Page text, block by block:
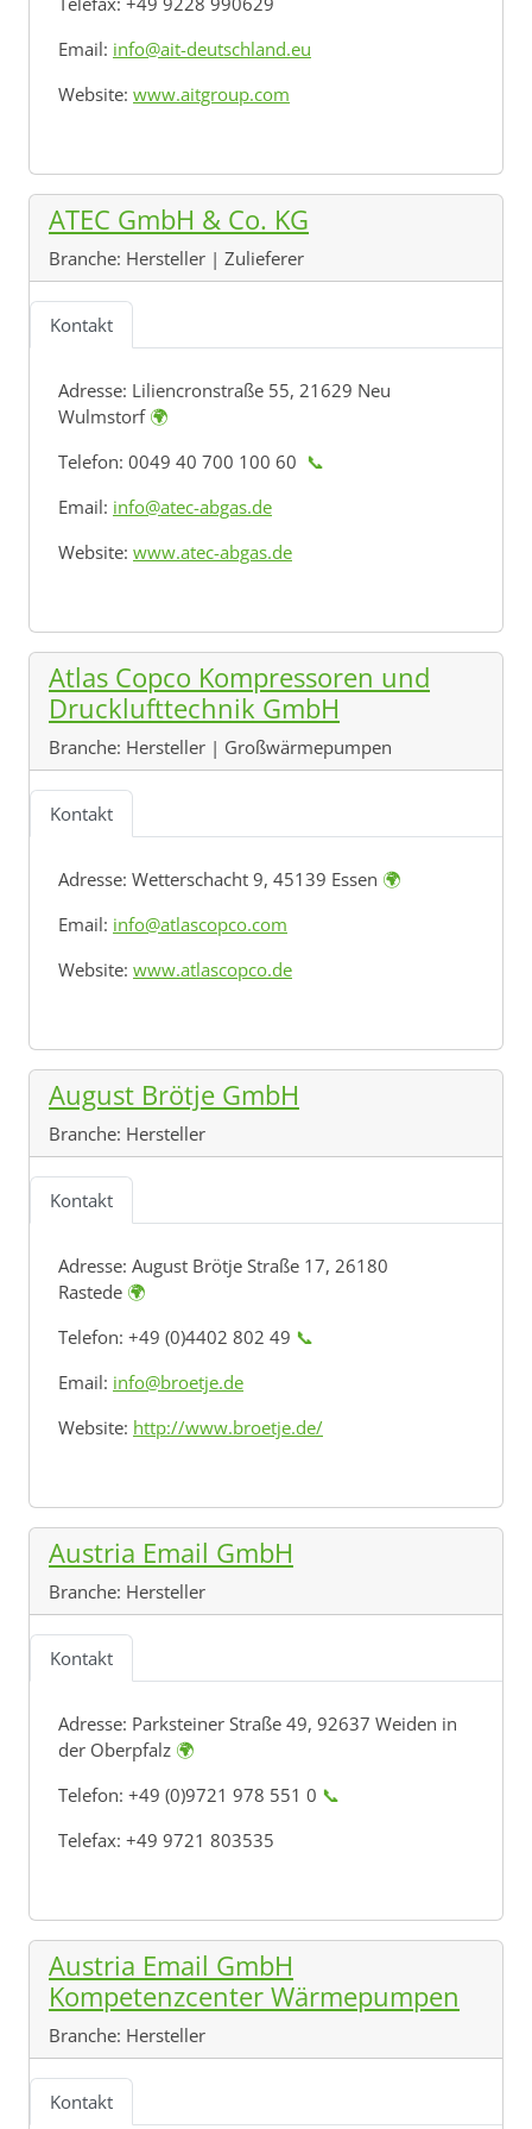
Email: info@ait-deutschland.eu
Website: www.aitgroup.com
ATEC GmbH & Co. KG
Branche: Hersteller | Zulieferer
Kontakt
Adresse: Liliencronstraße 55, 21629 Neu
Wulmstorf 🌍
Telefon: 0049 40 700 100 60 📞
Email: info@atec-abgas.de
Website: www.atec-abgas.de
Atlas Copco Kompressoren und
Drucklufttechnik GmbH
Branche: Hersteller | Großwärmepumpen
Kontakt
Adresse: Wetterschacht 9, 45139 Essen 🌍
Email: info@atlascopco.com
Website: www.atlascopco.de
August Brötje GmbH
Branche: Hersteller
Kontakt
Adresse: August Brötje Straße 17, 26180
Rastede 🌍
Telefon: +49 (0)4402 802 49 📞
Email: info@broetje.de
Website: http://www.broetje.de/
Austria Email GmbH
Branche: Hersteller
Kontakt
Adresse: Parksteiner Straße 49, 92637 Weiden in
der Oberpfalz 🌍
Telefon: +49 (0)9721 978 551 0 📞
Telefax: +49 9721 803535
Austria Email GmbH
Kompetenzcenter Wärmepumpen
Branche: Hersteller
Kontakt